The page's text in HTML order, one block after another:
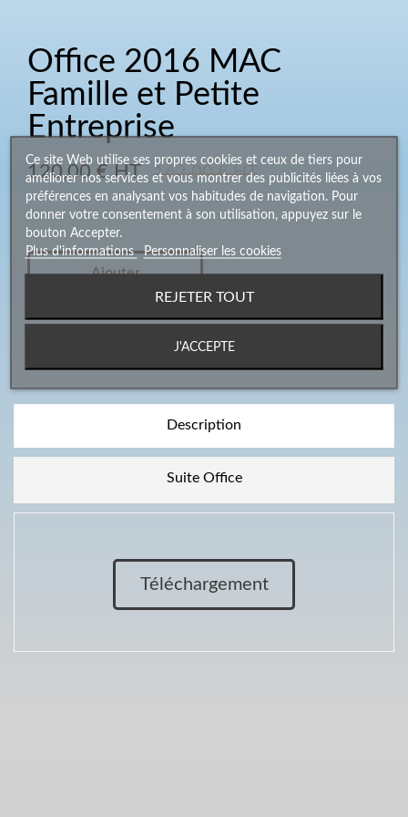
Office 2016 MAC
Famille et Petite
Entreprise
120,00 € HT 162,00 € HT
Ajouter
Description
Suite Office
Téléchargement
Ce site Web utilise ses propres cookies et ceux de tiers pour
améliorer nos services et vous montrer des publicités liées à vos
préférences en analysant vos habitudes de navigation. Pour
donner votre consentement à son utilisation, appuyez sur le
bouton Accepter.
Plus d'informations Personnaliser les cookies
REJETER TOUT
J'ACCEPTE